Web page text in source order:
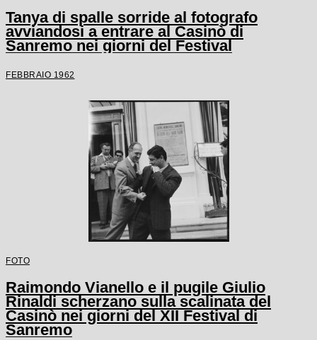
Tanya di spalle sorride al fotografo
avviandosi a entrare al Casinò di
Sanremo nei giorni del Festival
FEBBRAIO 1962
FOTO
Raimondo Vianello e il pugile Giulio
Rinaldi scherzano sulla scalinata del
Casinò nei giorni del XII Festival di
Sanremo